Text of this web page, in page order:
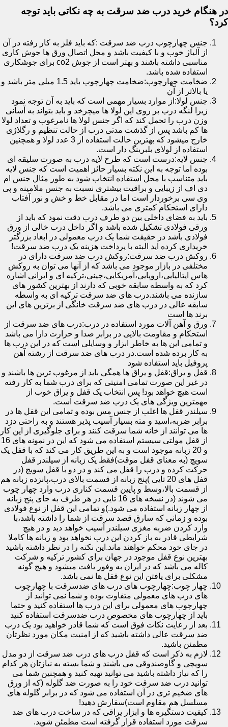
در هنگام خرید درب ضد سرقت به چه نکاتی باید توجه
کرد؟
جنس چهارچوب درب ضد سرقت :که باید فلز به کار رفته در آن
از آلیاژ خوب و با کیفیت باشد و محل اتصال ورق ها جوش کاری
مناسبی داشته باشند و بهتر است از جوش co2 برای جوشکاری
استفاده شده باشد.
ضخامت چهارچوب:ضخامت چهارچوب باید 1.5 میلی متر باشد و
یا بالاتر از آن
جنس لولا:از موارد بسیار مهمی است که باید به آن توجه نمود
زیرا لنگه درب بر روی این لولا ها میچرخد و باید بتواند به آسانی
وزن درب را تحمل کند که اگر جنس لولا ها نامرغوب و تعداد لولا
ها کم باشد پس از گذشت مدتی درب از حالت تنظیم و رگلاژی
خارج میشود که بهترین حالت استفاده از 3 عدد لولا و همچنین
استفاده از لولای بلبرینگ دار است.
جنس لایه:درست است که طرح لایه درب به صورت سلیقه ای
بوده اما توجه به این نکته بسیار حائز اهمیت است که جنس لایه
باید متناسب با محل استفاده انتخاب شود به طور مثال جنس ام
دی اف از زیبایی و براقیت بیشتری نسبت به جنس ملامینه و پی
وی سی برخوردار است اما در مقابل خط و خش و نور آفتاب
دارای استحکام کمتری می باشد.
باید به فضای داخلی بین دو طرف درب دقت نمود که باید از
ورقی فولادی تشکیل شده باشد و اگر داخل درب خالی از ورق
فولادی باشد در حقیقت شما یک درب معمولی در ابعاد بزرگتر
خریداری کرده اید البته با پرداخت هزینه یک درب ضد سرقت!
روکش درب ضد سرقت:روکش درب ضد سرقت دارای در
مختلفی در بازار موجود می باشد که از آنها می توان به روکش
هاس ایتالیایی،اروپایی،آمریکایی،چینی،ترکیه ای و ایرانی اشاره
کرد که به واسطه سابقه خوبی که دارند از بهترین کشور های
سازنده می باشند.درب های ضد سرقت ترکیه ای به واسطه
سابقه عالی در درب های ضد سرقت خانگی از برترین های این
برند ها است
ورق و آهن آلات مورد استفاده در درب:درب های ضد سرقت از
استحکام و مقاومت بالایی در برابر صدا و حرارت دارا می باشد
و تمامی این ها به خاطر ابزار و وسایلی است که در این درب ها
به کار برده شده است.در درب های ضد سرقت از رشته آهن
پروفیل باید استفاده شود
قفل و یراق:قفل و یراق ها همگی باید از مرغوب ترین ها باشند و
در غیر این صورت تمامی امنیتی که برای درب شما به کار رفته
است هیچ خواهد بود! پس انتخاب یک قفل و یراق خوب از
مهمترین ویژگی های یک درب ضد سرقت است.
سیلندر قفل ها اغلب از جنس مس بوده و تمامی این قفل ها در
برابر ضربه،اسید و مته بسیار آسیب پذیر هستند و به راحتی دزد
ها می توانند از خانه شما سرقت کنند و برای جلوگیری از این کار
از قفل مولتی سیستم استفاده می شود که این در نمونه های 16
و 20 زبانه موجود است و به این طریق کار می کند که با قفل یک
سویچ (به معنای قفل موقت)فقط یک زبانه از سیلندر قفل
حرکت کرده و درب را قفل می کند و در دو با قفل سویچ (در
قفل های 20 تایی )پنج زبانه از قسمت بالای درب،پانزده زبانه هم
از قسمت بالا،وسط و پایین قسمت کناری درب وارد چهار چوب
می شوند (در نسخه های 16 تایی در هر طرف به جای پنج زبانه
از چهار زبانه استفاده می شود.)و تمامی این قفل از نوع فولادی
بوده و زمانی که سارق قصد سرقت از شما را داشته باشد،با
وارد کردن ضربه مغزی سیلندر آسیب خواهد دید و در هیچ
شرایطی قادر به باز کردن این درب نخواهد بود و زبانه ها کاملا
در جای خود محکم خواهند ماند.این نکته را در نظر داشته باشید
بهترین نوع قفل موجود در جهان برای کشور ترکیه و شرکت
کاله می باشد که در ایران به وفور یافت میشود و هیچ گونه
مشکلی برای یافتن این نوع قفل ها نمی باشد.
چهار چوب:چهارچوب های درب های ضدسرقت با چهارچوب
های درب های معمولی متفاوت بوده و شما نمی توانید از
چهارچوب های معمولی برای این درب ها استفاده کنید و حتما
باید از چهارچوب های مخصوص درب ضدسرقت استفاده کنید
بعد از رعایت نکات فوق است که شما قادر خواهید بود یک درب
ضد سرقت عالی داشته باشید که از امنیت مکان مورد نظرتان
مطمئن باشید.
لازم به ذکر است که قفل درب های درب ضد سرقت از دو مدل
سویچی و گاوصندوقی می باشند و شما بسته به نیازتان هر کدام
را که نیاز داشته باشید می توانید تهیه کنید و همچنین شما می
توانید درب ضد سرقت خود را به صورت ضد گلوله (که از ورق
های ضخیم تری در آن استفاده می شود که در برابر گلوله های
مسلسل هم مقاوم است)سفارش دهید!
کیفیت دستگیره ها و ابزار یراقی که در ساخت درب های ضد
سرقت مورد استفاده قرار گرفته است مطمئن شوید.